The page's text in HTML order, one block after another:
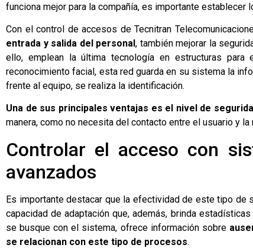
funciona mejor para la compañía, es importante establecer
Con el control de accesos de Tecnitran
entrada y salida del personal, también mejorar la
ello, emplean la última tecnología en estructuras
reconocimiento facial, esta red guarda en su sistema la
frente al equipo, se realiza la identificación.
Una de sus principales ventajas es el nivel de
manera, como no necesita del contacto entre el usuario y
Controlar el acceso con
avanzados
Es importante destacar que la efectividad de este tipo de
capacidad de adaptación que, además, brinda
se busque con el sistema, ofrece información sobre
se relacionan con este tipo de procesos.